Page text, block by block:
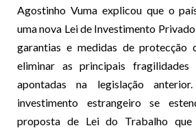
Agostinho Vuma explicou que o
uma nova Lei de Investimento
garantias e medidas de protecção
eliminar as principais fragilidades
apontadas na legislação
investimento estrangeiro se
proposta de Lei do Trabalho